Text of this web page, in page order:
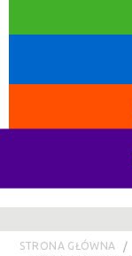
STRONA GŁÓWNA